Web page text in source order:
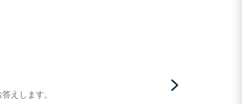
えします。